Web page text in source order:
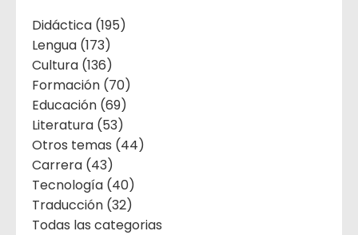
Didáctica (195)
Lengua (173)
Cultura (136)
Formación (70)
Educación (69)
Literatura (53)
Otros temas (44)
Carrera (43)
Tecnología (40)
Traducción (32)
Todas las categorias